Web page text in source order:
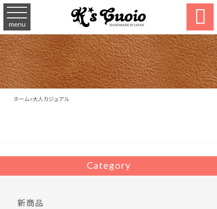
menu 
ホーム>大人カジュアル
Category
新商品